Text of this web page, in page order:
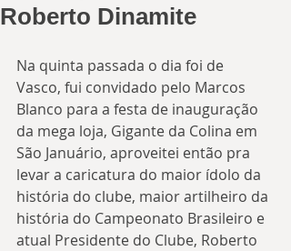
Roberto Dinamite
Na quinta passada o dia foi de
Vasco, fui convidado pelo Marcos
Blanco para a festa de inauguração
da mega loja, Gigante da Colina em
São Januário, aproveitei então pra
levar a caricatura do maior ídolo da
história do clube, maior artilheiro da
história do Campeonato Brasileiro e
atual Presidente do Clube, Roberto